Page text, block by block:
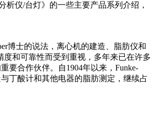
析仪/台灯》的一些主要产品系列介绍，
博士的说法，离心机的建造、脂肪仪和
和可靠性而受到重视，多年来已在许多
要合作伙伴。自1904年以来，Funke-
丁酸计和其他电器的脂肪测定，继续占